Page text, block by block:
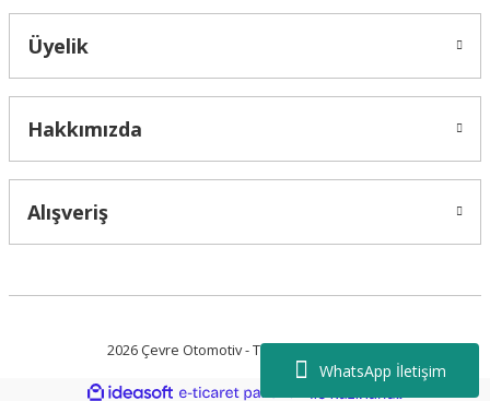
WhatsApp İletişim
Üyelik
Hakkımızda
Alışveriş
2026 Çevre Otomotiv - Tüm Hakları Saklıdır.
ideasoft